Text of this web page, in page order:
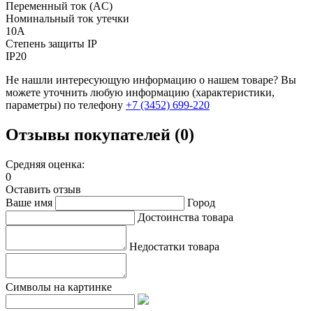
Переменный ток (AC)
Номинальный ток утечки
10А
Степень защиты IP
IP20
Не нашли интересующую информацию о нашем товаре? Вы
можете уточнить любую информацию (характеристики,
параметры) по телефону +7 (3452) 699-220
Отзывы покупателей (0)
Средняя оценка:
0
Оставить отзыв
Ваше имя
Город
Достоинства товара
Недостатки товара
Символы на картинке